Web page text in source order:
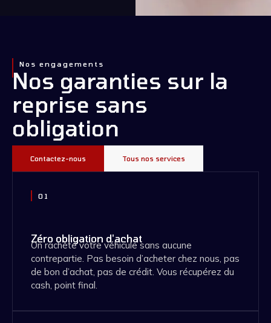
Nos engagements
Nos garanties sur la
reprise sans
obligation
Contactez-nous Tous nos services
01
Zéro obligation d'achat
On rachète votre véhicule sans aucune
contrepartie. Pas besoin d’acheter chez nous, pas
de bon d’achat, pas de crédit. Vous récupérez du
cash, point final.